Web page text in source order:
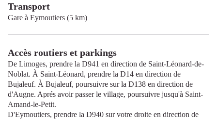
Transport
Gare à Eymoutiers (5 km)
Accès routiers et parkings
De Limoges, prendre la D941 en direction de Saint-Léonard-de-
Noblat. À Saint-Léonard, prendre la D14 en direction de
Bujaleuf. À Bujaleuf, poursuivre sur la D138 en direction de
d'Augne. Aprés avoir passer le village, poursuivre jusqu'à Saint-
Amand-le-Petit.
D'Eymoutiers, prendre la D940 sur votre droite en direction de